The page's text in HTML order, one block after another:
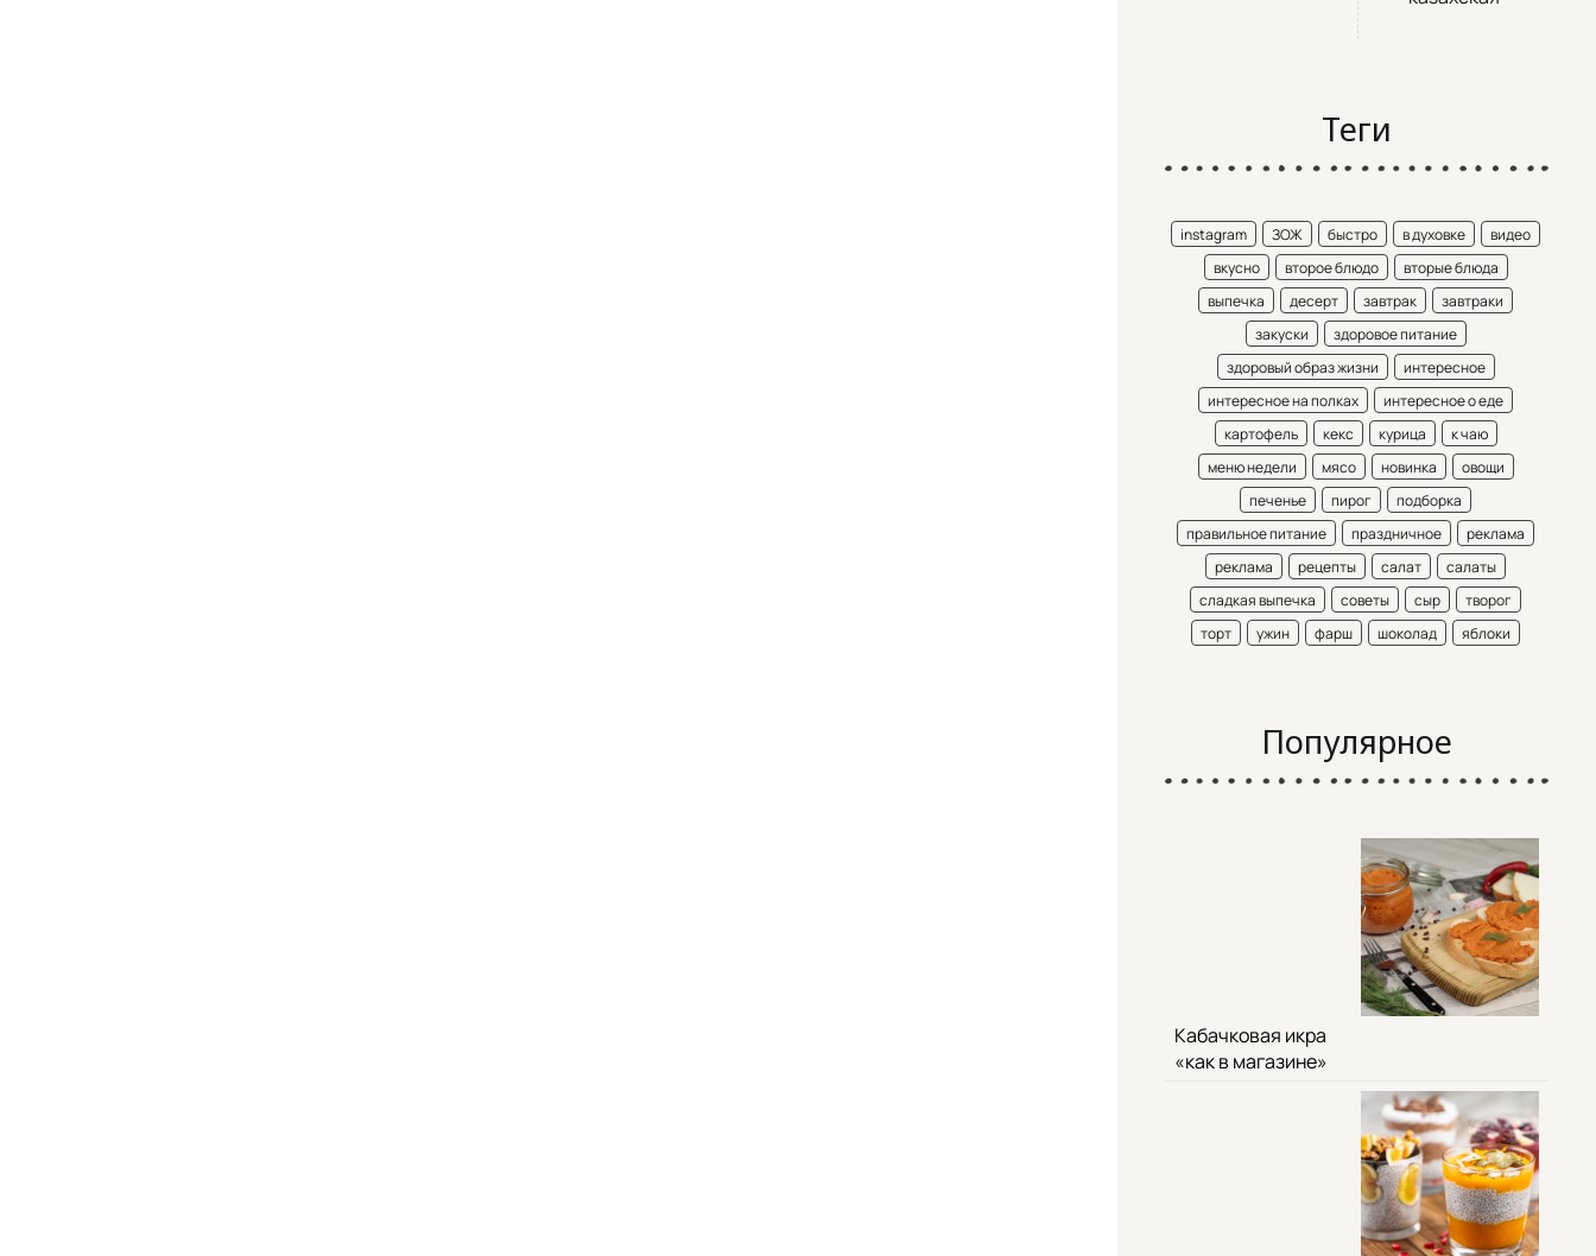
Теги
instagram ЗОЖ быстро в духовке
видео
вкусно
второе блюдо
вторые блюда
выпечка
десерт завтрак
завтраки
закуски
здоровое питание
здоровый образ жизни
интересное
интересное на полках
интересное о еде
картофель
кекс курица
к чаю
меню недели
мясо новинка
овощи
печенье
пирог
подборка
правильное питание
праздничное
реклама
реклама
рецепты салат
салаты
сладкая выпечка
советы сыр
творог
торт
ужин фарш шоколад яблоки
Популярное
Кабачковая икра
«как в магазине»